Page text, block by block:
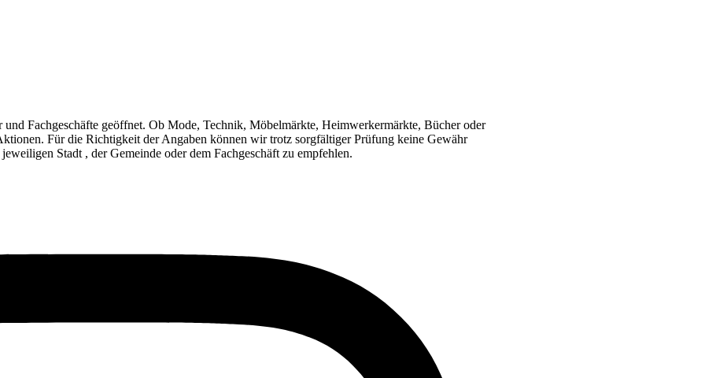
Fachgeschäfte geöffnet. Ob Mode, Technik, Möbelmärkte, Heimwerkermärkte, Bücher oder
Für die Richtigkeit der Angaben können wir trotz sorgfältiger Prüfung keine Gewähr
Stadt , der Gemeinde oder dem Fachgeschäft zu empfehlen.